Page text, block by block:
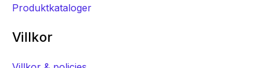
Produktkataloger
Villkor